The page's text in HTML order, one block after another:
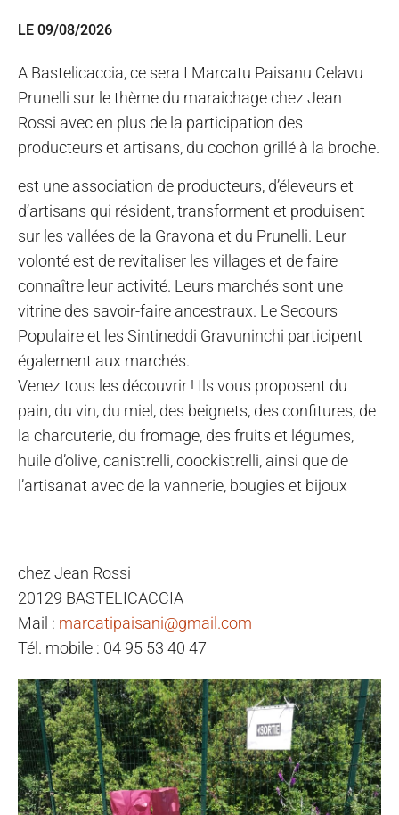
LE 09/08/2026
A Bastelicaccia, ce sera I Marcatu Paisanu Celavu
Prunelli sur le thème du maraichage chez Jean
Rossi avec en plus de la participation des
producteurs et artisans, du cochon grillé à la broche.
est une association de producteurs, d’éleveurs et
d’artisans qui résident, transforment et produisent
sur les vallées de la Gravona et du Prunelli. Leur
volonté est de revitaliser les villages et de faire
connaître leur activité. Leurs marchés sont une
vitrine des savoir-faire ancestraux. Le Secours
Populaire et les Sintineddi Gravuninchi participent
également aux marchés.
Venez tous les découvrir ! Ils vous proposent du
pain, du vin, du miel, des beignets, des confitures, de
la charcuterie, du fromage, des fruits et légumes,
huile d’olive, canistrelli, coockistrelli, ainsi que de
l’artisanat avec de la vannerie, bougies et bijoux
chez Jean Rossi
20129 BASTELICACCIA
Mail : marcatipaisani@gmail.com
Tél. mobile : 04 95 53 40 47